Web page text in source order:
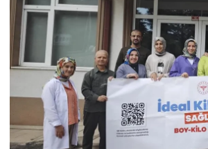
Bitlis
Bolu